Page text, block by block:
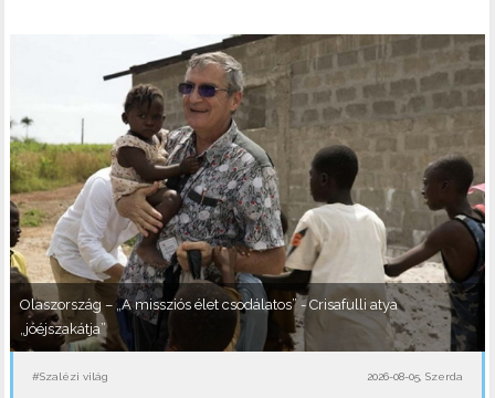
Olaszország – „A missziós élet csodálatos” - Crisafulli atya
„jóéjszakátja”
#Szalézi világ 2026-08-05, Szerda